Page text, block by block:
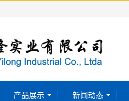
产品展示 新闻动态